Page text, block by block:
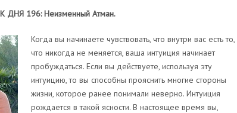
ДНЯ 196: Неизменный Атман.
Когда вы начинаете чувствовать, что внутри вас есть то,
что никогда не меняется, ваша интуиция начинает
пробуждаться. Если вы действуете, используя эту
интуицию, то вы способны прояснить многие стороны
жизни, которое ранее понимали неверно. Интуиция
рождается в такой ясности. В настоящее время вы,